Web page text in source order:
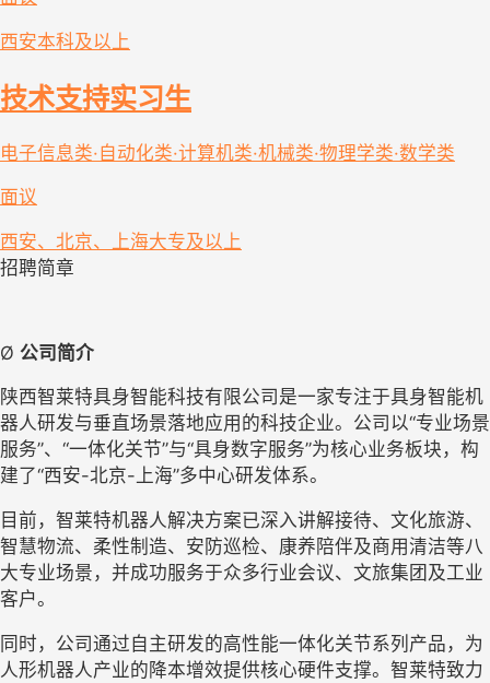
西安本科及以上
技术支持实习生
电子信息类·自动化类·计算机类·机械类·物理学类·数学类
面议
西安、北京、上海大专及以上
招聘简章
Ø 公司简介
陕西智莱特具身智能科技有限公司是一家专注于具身智能机
器人研发与垂直场景落地应用的科技企业。公司以“专业场景
服务”、“一体化关节”与“具身数字服务”为核心业务板块，构
建了“西安-北京-上海”多中心研发体系。
目前，智莱特机器人解决方案已深入讲解接待、文化旅游、
智慧物流、柔性制造、安防巡检、康养陪伴及商用清洁等八
大专业场景，并成功服务于众多行业会议、文旅集团及工业
客户。
同时，公司通过自主研发的高性能一体化关节系列产品，为
人形机器人产业的降本增效提供核心硬件支撑。智莱特致力